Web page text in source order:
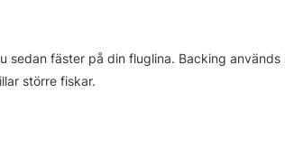
sedan fäster på din fluglina. Backing
större fiskar.
som räcker till långa rusningar. Ska du